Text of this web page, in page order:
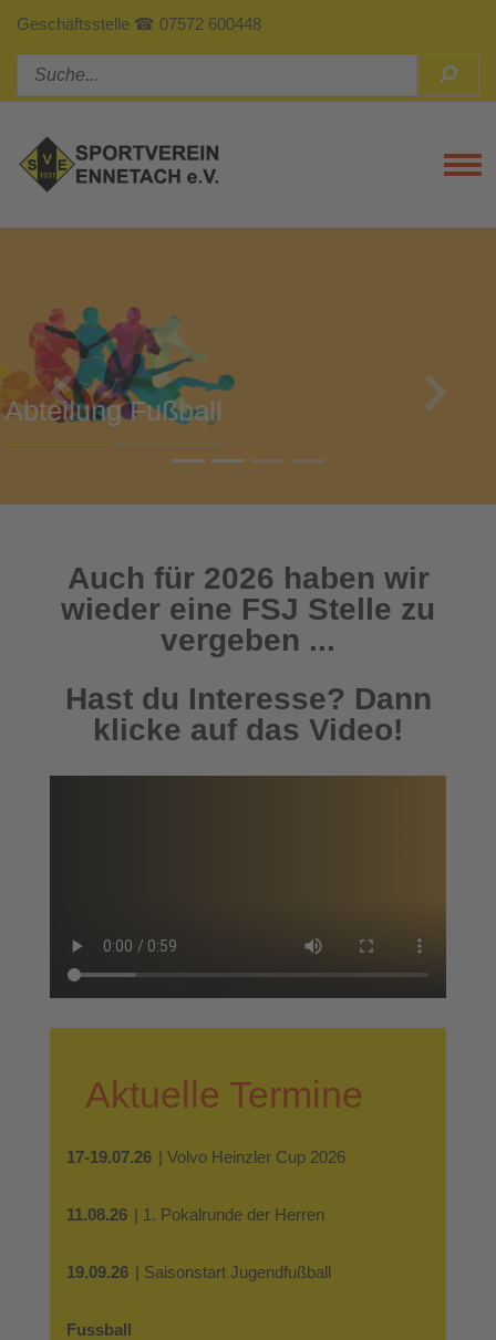
Geschäftsstelle ☎ 07572 600448
Abteilung Turnen
Previous
Auch für 2026 haben wir
wieder eine FSJ Stelle zu
vergeben ...
Hast du Interesse? Dann
klicke auf das Video!
Aktuelle Termine
17-19.07.26 | Volvo Heinzler Cup 2026
11.08.26 | 1. Pokalrunde der Herren
19.09.26 | Saisonstart Jugendfußball
Fussball